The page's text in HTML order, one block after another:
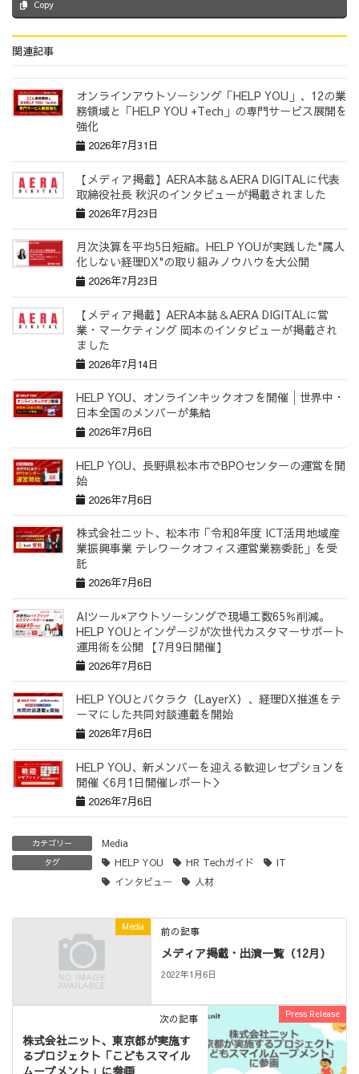
Copy
関連記事
オンラインアウトソーシング「HELP YOU」、12の業
務領域と「HELP YOU +Tech」の専門サービス展開を
強化
2026年7月31日
【メディア掲載】AERA本誌＆AERA DIGITALに代表
取締役社長 秋沢のインタビューが掲載されました
2026年7月23日
月次決算を平均5日短縮。HELP YOUが実践した"属人
化しない経理DX"の取り組みノウハウを大公開
2026年7月23日
【メディア掲載】AERA本誌＆AERA DIGITALに営
業・マーケティング 岡本のインタビューが掲載され
ました
2026年7月14日
HELP YOU、オンラインキックオフを開催│世界中・
日本全国のメンバーが集結
2026年7月6日
HELP YOU、長野県松本市でBPOセンターの運営を開
始
2026年7月6日
株式会社ニット、松本市「令和8年度 ICT活用地域産
業振興事業 テレワークオフィス運営業務委託」を受
託
2026年7月6日
AIツール×アウトソーシングで現場工数65％削減。
HELP YOUとインゲージが次世代カスタマーサポート
運用術を公開 【7月9日開催】
2026年7月6日
HELP YOUとバクラク（LayerX）、経理DX推進をテ
ーマにした共同対談連載を開始
2026年7月6日
HELP YOU、新メンバーを迎える歓迎レセプションを
開催＜6月1日開催レポート＞
2026年7月6日
カテゴリー Media
タグ HELP YOU HR Techガイド
IT
インタビュー
人材
Media 前の記事
メディア掲載・出演一覧（12月）
2022年1月6日
Press Release
次の記事
株式会社ニット、東京都が実施す
るプロジェクト「こどもスマイル
ムーブメント」に参画